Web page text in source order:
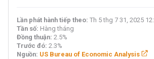
Lần phát hành tiếp theo: Th 5 thg 7 31, 2025
Tần số: Hàng tháng
Đồng thuận: 2.5%
Trước đó: 2.3%
Nguồn: US Bureau of Economic Analysis